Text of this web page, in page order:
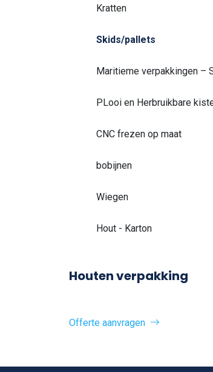
Kratten
Skids/pallets
Maritieme verpakkingen –
PLooi en Herbruikbare
CNC frezen op maat
bobijnen
Wiegen
Hout - Karton
Houten verpakking
Offerte aanvragen